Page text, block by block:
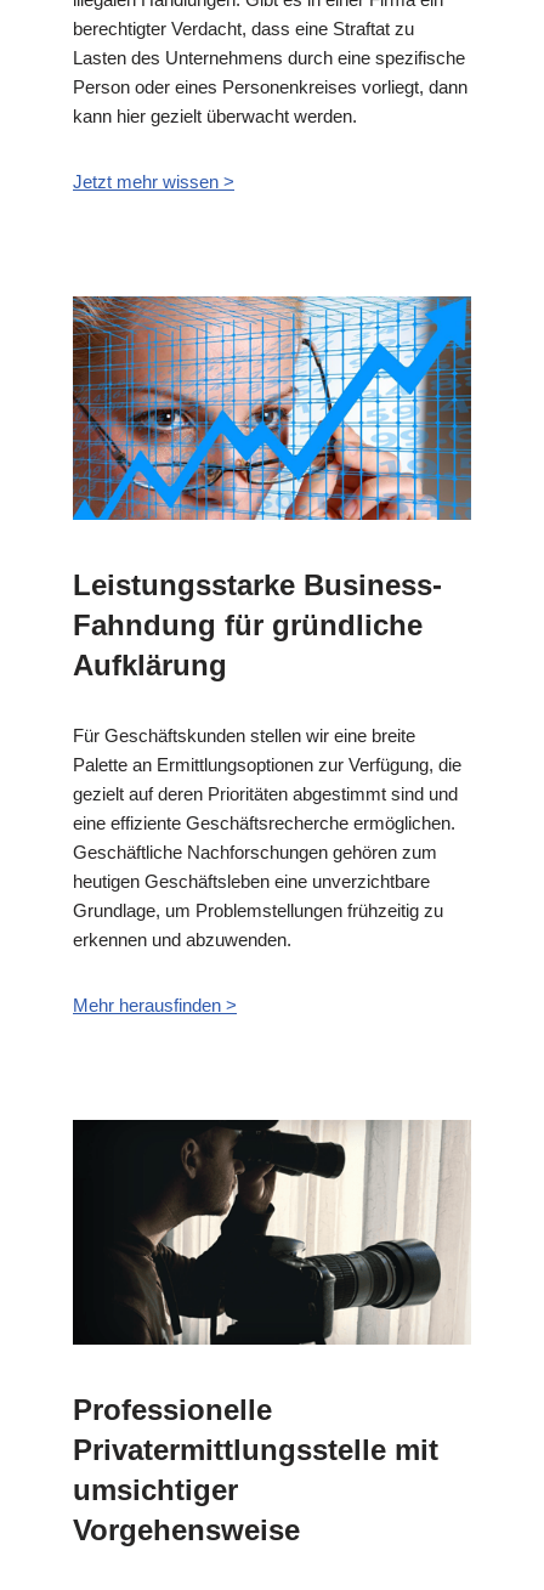
berechtigter Verdacht, dass eine Straftat zu
Lasten des Unternehmens durch eine spezifische
Person oder eines Personenkreises vorliegt, dann
kann hier gezielt überwacht werden.
Jetzt mehr wissen >
Leistungsstarke Business-
Fahndung für gründliche
Aufklärung
Für Geschäftskunden stellen wir eine breite
Palette an Ermittlungsoptionen zur Verfügung, die
gezielt auf deren Prioritäten abgestimmt sind und
eine effiziente Geschäftsrecherche ermöglichen.
Geschäftliche Nachforschungen gehören zum
heutigen Geschäftsleben eine unverzichtbare
Grundlage, um Problemstellungen frühzeitig zu
erkennen und abzuwenden.
Mehr herausfinden >
Professionelle
Privatermittlungsstelle mit
umsichtiger
Vorgehensweise